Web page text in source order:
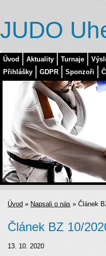
Úvod Aktuality Turnaje
Přihlášky
GDPR Sponzoři
JUDO
Úvod » Napsali o nás » Článek
Článek BZ 10/
13. 10. 2020